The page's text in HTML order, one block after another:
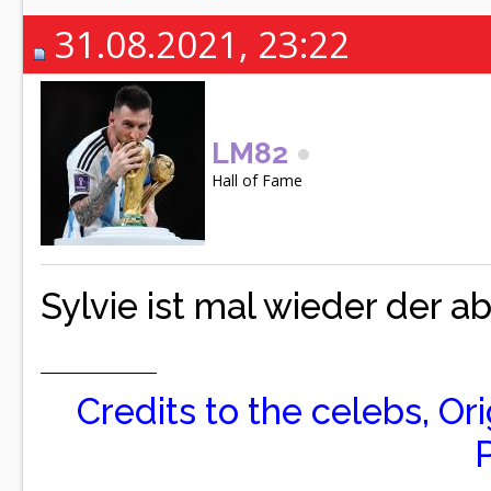
31.08.2021, 23:22
LM82
Hall of Fame
Sylvie ist mal wieder der
Credits to the celebs,